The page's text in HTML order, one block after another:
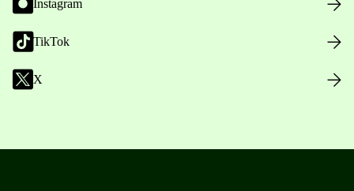
Instagram
TikTok
X